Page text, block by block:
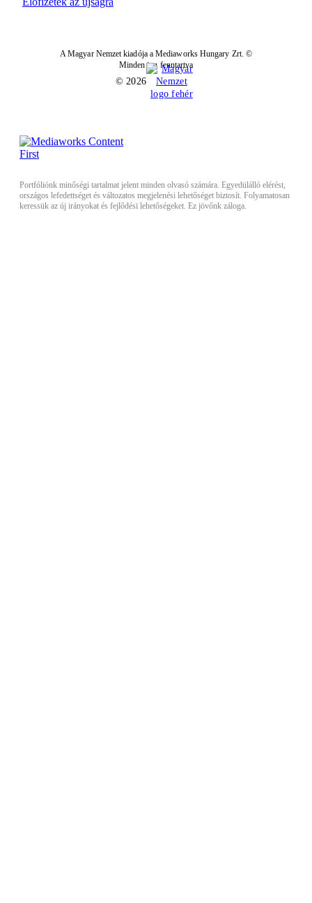
A Magyar Nemzet kiadója a Mediaworks Hungary Zrt. ©
Minden jog fenntartva
© 2026
Portfóliónk minőségi tartalmat jelent minden olvasó számára. Egyedülálló elérést,
országos lefedettséget és változatos megjelenési lehetőséget biztosít. Folyamatosan
keressük az új irányokat és fejlődési lehetőségeket. Ez jövőnk záloga.